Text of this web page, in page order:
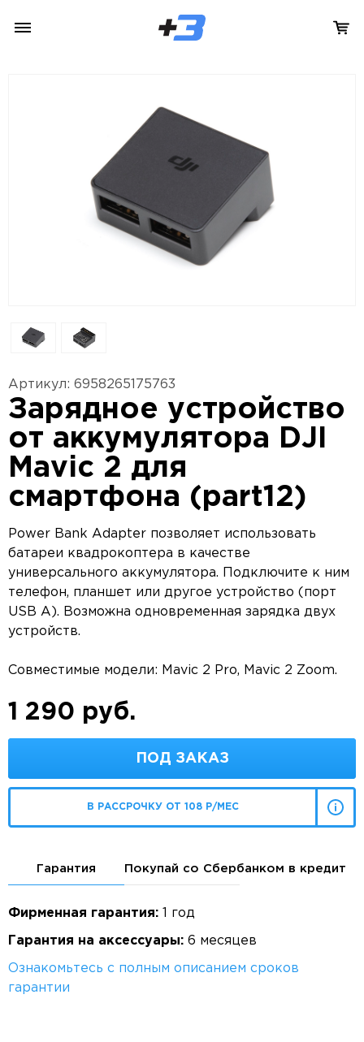
Артикул: 6958265175763
Зарядное устройство
от аккумулятора DJI
Mavic 2 для
смартфона (part12)
Power Bank Adapter позволяет использовать
батареи квадрокоптера в качестве
универсального аккумулятора. Подключите к ним
телефон, планшет или другое устройство (порт
USB A). Возможна одновременная зарядка двух
устройств.
Совместимые модели: Mavic 2 Pro, Mavic 2 Zoom.
1 290 руб.
ПОД ЗАКАЗ
В РАССРОЧКУ ОТ 108 Р/МЕС
Гарантия Покупай со Сбербанком в кредит
Фирменная гарантия: 1 год
Гарантия на аксессуары: 6 месяцев
Ознакомьтесь с полным описанием сроков
гарантии